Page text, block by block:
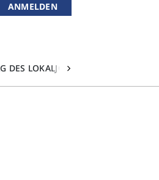
ANMELDEN
DES LOKALJOURNALISMUS